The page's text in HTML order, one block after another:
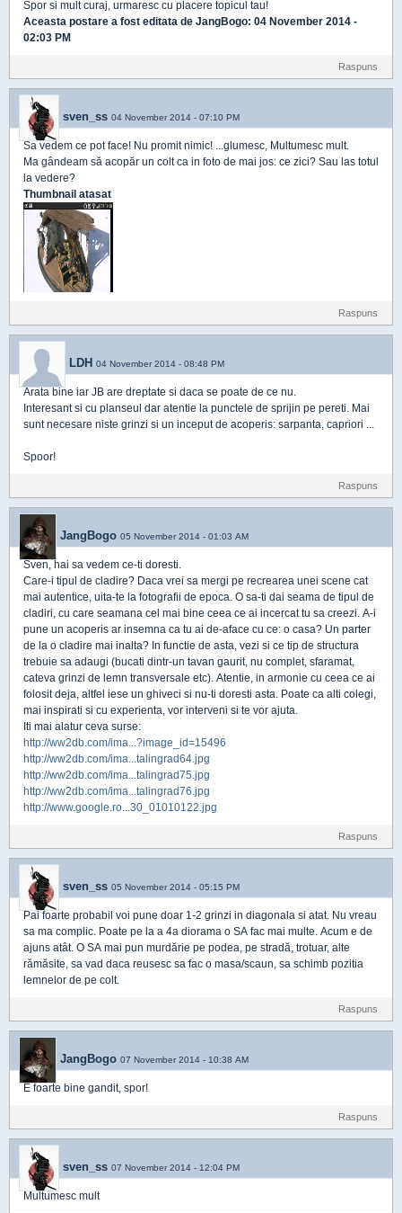
Spor si mult curaj, urmaresc cu placere topicul tau!
Aceasta postare a fost editata de JangBogo: 04 November 2014 -
02:03 PM
Raspuns
sven_ss 04 November 2014 - 07:10 PM
Sa vedem ce pot face! Nu promit nimic! ...glumesc, Multumesc mult.
Ma gândeam să acopăr un colt ca in foto de mai jos: ce zici? Sau las totul
la vedere?
Thumbnail atasat
Raspuns
LDH 04 November 2014 - 08:48 PM
Arata bine iar JB are dreptate si daca se poate de ce nu.
Interesant si cu planseul dar atentie la punctele de sprijin pe pereti. Mai
sunt necesare niste grinzi si un inceput de acoperis: sarpanta, capriori ...
Spoor!
Raspuns
JangBogo 05 November 2014 - 01:03 AM
Sven, hai sa vedem ce-ti doresti.
Care-i tipul de cladire? Daca vrei sa mergi pe recrearea unei scene cat
mai autentice, uita-te la fotografii de epoca. O sa-ti dai seama de tipul de
cladiri, cu care seamana cel mai bine ceea ce ai incercat tu sa creezi. A-i
pune un acoperis ar insemna ca tu ai de-aface cu ce: o casa? Un parter
de la o cladire mai inalta? In functie de asta, vezi si ce tip de structura
trebuie sa adaugi (bucati dintr-un tavan gaurit, nu complet, sfaramat,
cateva grinzi de lemn transversale etc). Atentie, in armonie cu ceea ce ai
folosit deja, altfel iese un ghiveci si nu-ti doresti asta. Poate ca alti colegi,
mai inspirati si cu experienta, vor interveni si te vor ajuta.
Iti mai alatur ceva surse:
http://ww2db.com/ima...?image_id=15496
http://ww2db.com/ima...talingrad64.jpg
http://ww2db.com/ima...talingrad75.jpg
http://ww2db.com/ima...talingrad76.jpg
http://www.google.ro...30_01010122.jpg
Raspuns
sven_ss 05 November 2014 - 05:15 PM
Pai foarte probabil voi pune doar 1-2 grinzi in diagonala si atat. Nu vreau
sa ma complic. Poate pe la a 4a diorama o SA fac mai multe. Acum e de
ajuns atât. O SA mai pun murdărie pe podea, pe stradă, trotuar, alte
rămăsite, sa vad daca reusesc sa fac o masa/scaun, sa schimb pozitia
lemnelor de pe colt.
Raspuns
JangBogo 07 November 2014 - 10:38 AM
E foarte bine gandit, spor!
Raspuns
sven_ss 07 November 2014 - 12:04 PM
Multumesc mult